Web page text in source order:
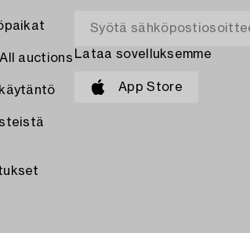
auctions Lataa sovelluksemme
App Store